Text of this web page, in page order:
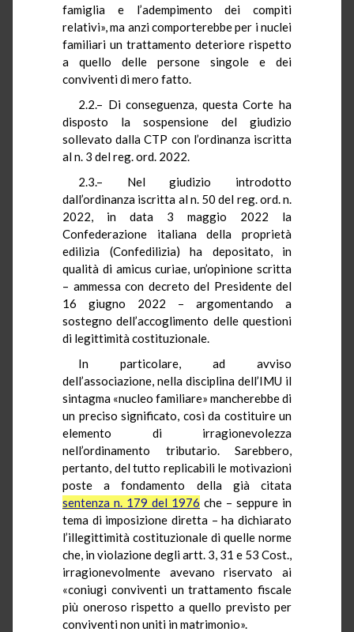
famiglia e l’adempimento dei compiti
relativi», ma anzi comporterebbe per i nuclei
familiari un trattamento deteriore rispetto
a quello delle persone singole e dei
conviventi di mero fatto.
2.2.– Di conseguenza, questa Corte ha
disposto la sospensione del giudizio
sollevato dalla CTP con l’ordinanza iscritta
al n. 3 del reg. ord. 2022.
2.3.– Nel giudizio introdotto
dall’ordinanza iscritta al n. 50 del reg. ord. n.
2022, in data 3 maggio 2022 la
Confederazione italiana della proprietà
edilizia (Confedilizia) ha depositato, in
qualità di amicus curiae, un’opinione scritta
– ammessa con decreto del Presidente del
16 giugno 2022 – argomentando a
sostegno dell’accoglimento delle questioni
di legittimità costituzionale.
In particolare, ad avviso
dell’associazione, nella disciplina dell’IMU il
sintagma «nucleo familiare» mancherebbe di
un preciso significato, così da costituire un
elemento di irragionevolezza
nell’ordinamento tributario. Sarebbero,
pertanto, del tutto replicabili le motivazioni
poste a fondamento della già citata
sentenza n. 179 del 1976 che – seppure in
tema di imposizione diretta – ha dichiarato
l’illegittimità costituzionale di quelle norme
che, in violazione degli artt. 3, 31 e 53 Cost.,
irragionevolmente avevano riservato ai
«coniugi conviventi un trattamento fiscale
più oneroso rispetto a quello previsto per
conviventi non uniti in matrimonio».